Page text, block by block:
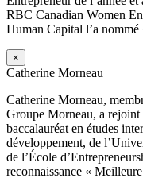
RBC Canadian Women
Human Capital l’a
×
Catherine Morneau
Catherine Morneau,
Groupe Morneau, a rejoint
baccalauréat en études
développement, de
de l’École
reconnaissance «